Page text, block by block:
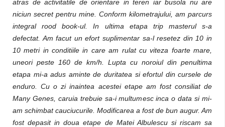
atras de activitatile de orientare in teren iar busola nu are
niciun secret pentru mine. Conform kilometrajului, am parcurs
integral rood book-ul. In ultima etapa trip masterul s-a
defectat. Am facut un efort suplimentar sa-l resetez din 10 in
10 metri in conditiile in care am rulat cu viteza foarte mare,
uneori peste 160 de km/h. Lupta cu noroiul din penultima
etapa mi-a adus aminte de duritatea si efortul din cursele de
enduro. Cu o zi inaintea acestei etape am fost consiliat de
Many Genes, caruia trebuie sa-i multumesc inca o data si mi-
am schimbat cauciucurile. Modificarea a fost de bun augur. Am
fost depasit in doua etape de Matei Albulescu si riscam sa